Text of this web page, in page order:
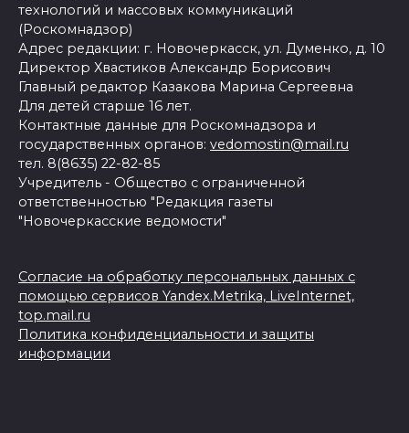
технологий и массовых коммуникаций
(Роскомнадзор)
Адрес редакции: г. Новочеркасск, ул. Думенко, д. 10
Директор Хвастиков Александр Борисович
Главный редактор Казакова Марина Сергеевна
Для детей старше 16 лет.
Контактные данные для Роскомнадзора и
государственных органов: vedomostin@mail.ru
тел. 8(8635) 22-82-85
Учредитель - Общество с ограниченной
ответственностью "Редакция газеты
"Новочеркасские ведомости"
Согласие на обработку персональных данных с
помощью сервисов Yandex.Metrika, LiveInternet,
top.mail.ru
Политика конфиденциальности и защиты
информации